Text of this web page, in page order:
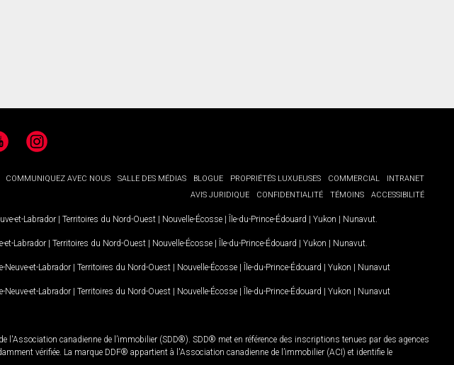
Instagram
COMMUNIQUEZ AVEC NOUS SALLE DES MÉDIAS BLOGUE PROPRIÉTÉS LUXUEUSES COMMERCIAL
INTRANET
AVIS JURIDIQUE
CONFIDENTIALITÉ TÉMOINS ACCESSIBILITÉ
et-Labrador | Territoires du Nord-Ouest | Nouvelle-Écosse | Île-du-Prince-Édouard | Yukon | Nunavut
et-Labrador | Territoires du Nord-Ouest | Nouvelle-Écosse | Île-du-Prince-Édouard | Yukon | Nunavut
Neuve-et-Labrador | Territoires du Nord-Ouest | Nouvelle-Écosse | Île-du-Prince-Édouard | Yukon | Nunavut
Neuve-et-Labrador | Territoires du Nord-Ouest | Nouvelle-Écosse | Île-du-Prince-Édouard | Yukon | Nunavut
l'Association canadienne de l’immobilier (SDD®). SDD® met en référence des inscriptions tenues par des agences
vérifiée. La marque DDF® appartient à l'Association canadienne de l’immobilier (ACI) et identifie le